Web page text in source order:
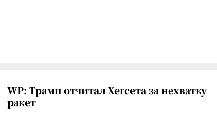
WP: Трамп отчитал Хегсета за нехватку
ракет